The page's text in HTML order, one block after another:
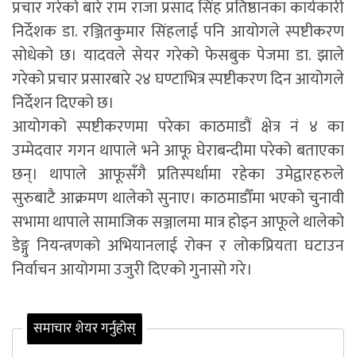
प्रचार गरेको बारे राम राजा प्रसाद सिंह प्रतिष्ठानका कार्यकारी
निर्देशक डा. रञ्जितकुमार सिंहलाई पनि आयोगले स्पष्टीकरण
सोधेको छ। यादवले सेयर गरेको फेसबुक पेजमा डा. झाले
गरेको प्रचार प्रसारबारे २४ घण्टाभित्र स्पष्टीकरण दिन आयोगले
निर्देशन दिएको छ।
आयोगको स्पष्टीकरणमा परेका काठमाडौं क्षेत्र नं ४ का
उम्मेदवार गगन थापाले भने आफू घेराबन्दीमा परेको बताएका
छन्। थापाले आफूसँगै प्रतिस्पर्धामा रहेका उमेद्वारहरुले
सुरुबाटै आक्रमण थालेको सुनाए। काठमाडौँमा भएको चुनावी
सभामा थापाले सामाजिक सञ्जालमा मात्र होइन आफूले थालेको
डेङ्गु नियन्त्रणको अभियानलाई रोक्न र लोकप्रियता घटाउन
निर्वाचन आयोगमा उजुरी दिएको गुनासो गरे।
समाचार शेयर गर्नुहोस्